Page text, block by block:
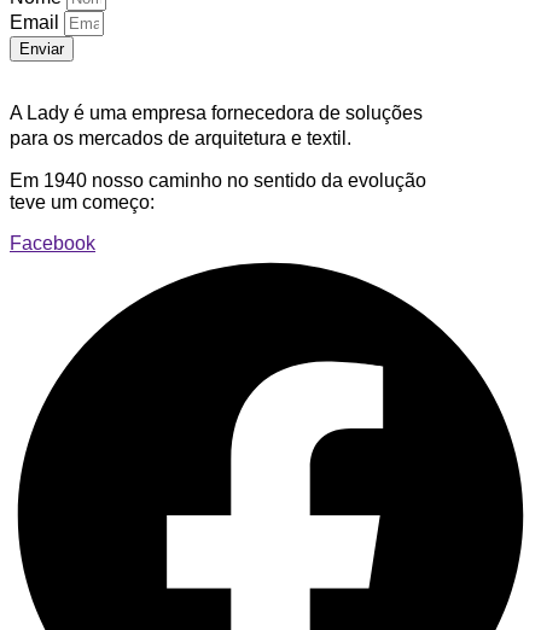
Email
Enviar
A Lady é uma empresa fornecedora de soluções
para os mercados de arquitetura e textil.
Em 1940 nosso caminho no sentido da evolução
teve um começo:
Facebook